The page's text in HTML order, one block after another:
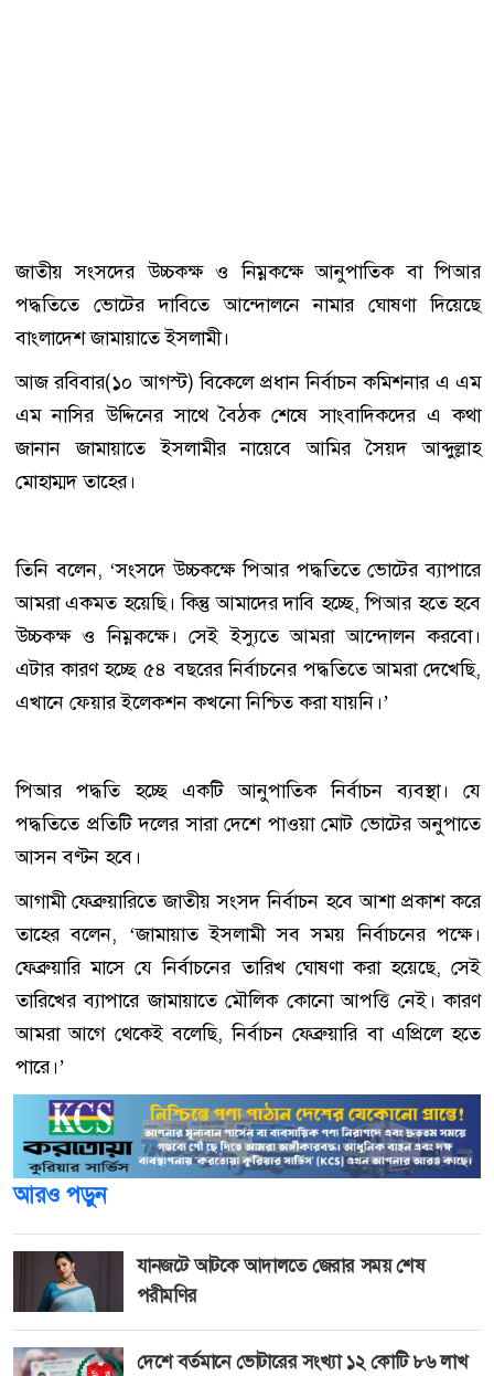
জাতীয় সংসদের উচ্চকক্ষ ও নিম্নকক্ষে আনুপাতিক বা পিআর
পদ্ধতিতে ভোটের দাবিতে আন্দোলনে নামার ঘোষণা দিয়েছে
বাংলাদেশ জামায়াতে ইসলামী।
আজ রবিবার(১০ আগস্ট) বিকেলে প্রধান নির্বাচন কমিশনার এ এম
এম নাসির উদ্দিনের সাথে বৈঠক শেষে সাংবাদিকদের এ কথা
জানান জামায়াতে ইসলামীর নায়েবে আমির সৈয়দ আব্দুল্লাহ
মোহাম্মদ তাহের।
তিনি বলেন, ‘সংসদে উচ্চকক্ষে পিআর পদ্ধতিতে ভোটের ব্যাপারে
আমরা একমত হয়েছি। কিন্তু আমাদের দাবি হচ্ছে, পিআর হতে হবে
উচ্চকক্ষ ও নিম্নকক্ষে। সেই ইস্যুতে আমরা আন্দোলন করবো।
এটার কারণ হচ্ছে ৫৪ বছরের নির্বাচনের পদ্ধতিতে আমরা দেখেছি,
এখানে ফেয়ার ইলেকশন কখনো নিশ্চিত করা যায়নি।’
পিআর পদ্ধতি হচ্ছে একটি আনুপাতিক নির্বাচন ব্যবস্থা। যে
পদ্ধতিতে প্রতিটি দলের সারা দেশে পাওয়া মোট ভোটের অনুপাতে
আসন বণ্টন হবে।
আগামী ফেব্রুয়ারিতে জাতীয় সংসদ নির্বাচন হবে আশা প্রকাশ করে
তাহের বলেন, ‘জামায়াত ইসলামী সব সময় নির্বাচনের পক্ষে।
ফেব্রুয়ারি মাসে যে নির্বাচনের তারিখ ঘোষণা করা হয়েছে, সেই
তারিখের ব্যাপারে জামায়াতে মৌলিক কোনো আপত্তি নেই। কারণ
আমরা আগে থেকেই বলেছি, নির্বাচন ফেব্রুয়ারি বা এপ্রিলে হতে
পারে।’
আরও পড়ুন
যানজটে আটকে আদালতে জেরার সময় শেষ
পরীমণির
দেশে বর্তমানে ভোটারের সংখ্যা ১২ কোটি ৮৬ লাখ